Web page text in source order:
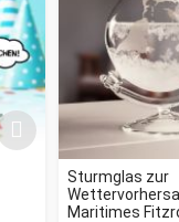
Sturmglas zur
Maritimes